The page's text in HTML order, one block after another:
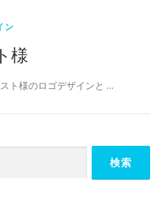
ン
様
ト様のロゴデザインと …